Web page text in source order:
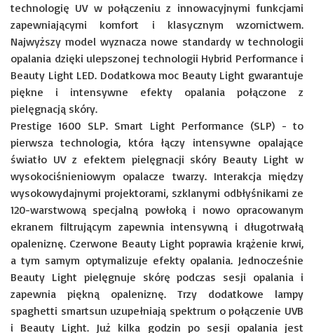
technologię UV w połączeniu z innowacyjnymi funkcjami
zapewniającymi komfort i klasycznym wzornictwem.
Najwyższy model wyznacza nowe standardy w technologii
opalania dzięki ulepszonej technologii Hybrid Performance i
Beauty Light LED. Dodatkowa moc Beauty Light gwarantuje
piękne i intensywne efekty opalania połączone z
pielęgnacją skóry.
Prestige 1600 SLP. Smart Light Performance (SLP) - to
pierwsza technologia, która łączy intensywne opalające
światło UV z efektem pielęgnacji skóry Beauty Light w
wysokociśnieniowym opalacze twarzy. Interakcja między
wysokowydajnymi projektorami, szklanymi odbłyśnikami ze
120-warstwową specjalną powłoką i nowo opracowanym
ekranem filtrującym zapewnia intensywną i długotrwałą
opaleniznę. Czerwone Beauty Light poprawia krążenie krwi,
a tym samym optymalizuje efekty opalania. Jednocześnie
Beauty Light pielęgnuje skórę podczas sesji opalania i
zapewnia piękną opaleniznę. Trzy dodatkowe lampy
spaghetti smartsun uzupełniają spektrum o połączenie UVB
i Beauty Light. Już kilka godzin po sesji opalania jest